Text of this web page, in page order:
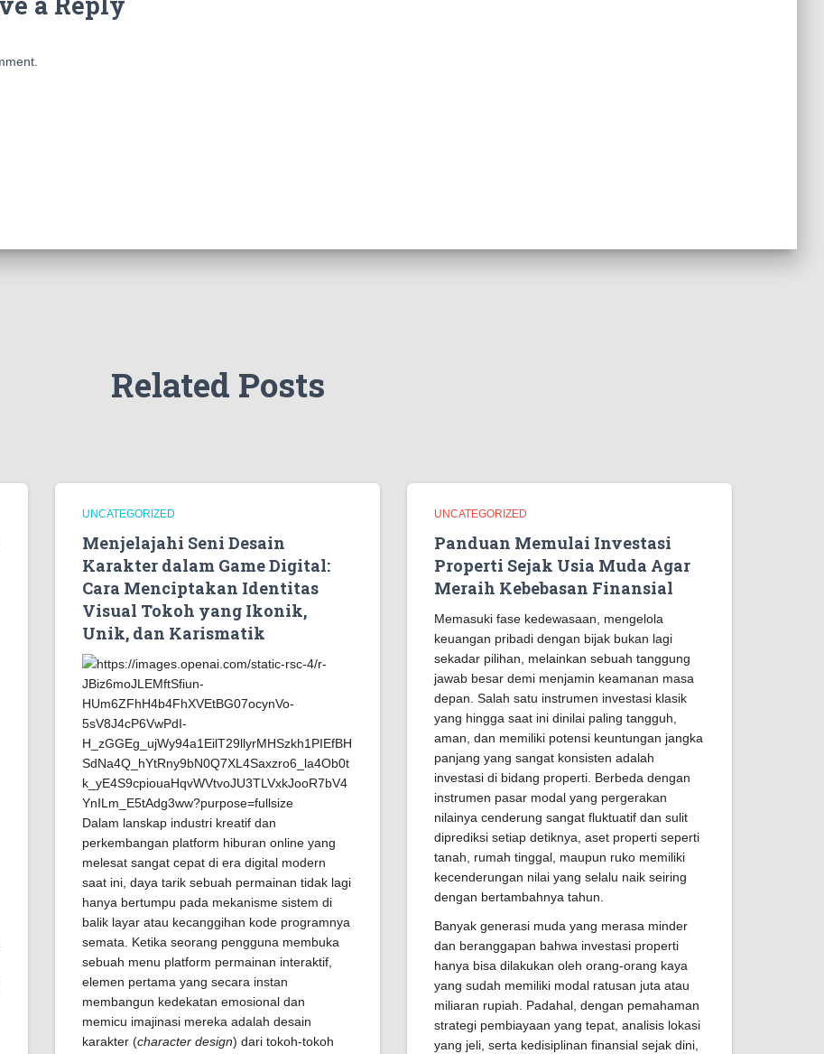
Related Posts
UNCATEGORIZED
Menjelajahi Seni Desain
Karakter dalam Game Digital:
Cara Menciptakan Identitas
Visual Tokoh yang Ikonik,
Unik, dan Karismatik
Dalam lanskap industri kreatif dan
perkembangan platform hiburan online yang
melesat sangat cepat di era digital modern
saat ini, daya tarik sebuah permainan tidak lagi
hanya bertumpu pada mekanisme sistem di
balik layar atau kecanggihan kode programnya
semata. Ketika seorang pengguna membuka
sebuah menu platform permainan interaktif,
elemen pertama yang secara instan
membangun kedekatan emosional dan
memicu imajinasi mereka adalah desain
karakter (character design) dari tokoh-tokoh
UNCATEGORIZED
Panduan Memulai Investasi
Properti Sejak Usia Muda Agar
Meraih Kebebasan Finansial
Memasuki fase kedewasaan, mengelola
keuangan pribadi dengan bijak bukan lagi
sekadar pilihan, melainkan sebuah tanggung
jawab besar demi menjamin keamanan masa
depan. Salah satu instrumen investasi klasik
yang hingga saat ini dinilai paling tangguh,
aman, dan memiliki potensi keuntungan jangka
panjang yang sangat konsisten adalah
investasi di bidang properti. Berbeda dengan
instrumen pasar modal yang pergerakan
nilainya cenderung sangat fluktuatif dan sulit
diprediksi setiap detiknya, aset properti seperti
tanah, rumah tinggal, maupun ruko memiliki
kecenderungan nilai yang selalu naik seiring
dengan bertambahnya tahun.
Banyak generasi muda yang merasa minder
dan beranggapan bahwa investasi properti
hanya bisa dilakukan oleh orang-orang kaya
yang sudah memiliki modal ratusan juta atau
miliaran rupiah. Padahal, dengan pemahaman
strategi pembiayaan yang tepat, analisis lokasi
yang jeli, serta kedisiplinan finansial sejak dini,